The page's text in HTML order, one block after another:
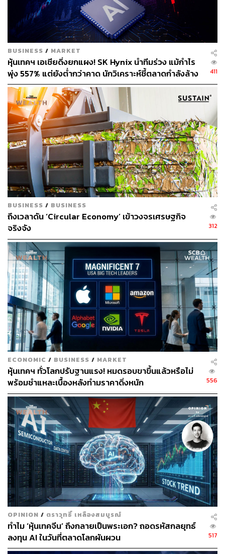
การรุกรานยูเครนของรัสเซียจุดชนวนให้เกิดการถกเถียงกัน
อย่างหนักว่านักลงทุน ESG ควรกีดกันบริษัทที่ตั้งอยู่ใน
ประเทศเผด็จการหรือไม่ เหล่าผู้จัดการสินทรัพย์รวมถึง
Mirova ซึ่งเป็นหน่วยการลงทุนยั่งยืนมูลค่า 29,000 ล้าน
ดอลลาร์ กล่าวเมื่อปีที่แล้วว่า ได้ขึ้นบัญชีดำกับสินทรัพย์ของ
จีนบางส่วน สงครามรัสเซีย-ยูเครนชี้ให้เห็นว่า หากไม่มี
ประชาธิปไตยก็แสดงว่าไม่มีความรับผิดชอบในการลงทุน
ข่าวที่เกี่ยวข้อง:
5 กองทุน SSF ที่ผลตอบแทนโดดเด่นในรอบ 3 เดือน แ
ละ 1 ปี
เจาะกองทุน SSF/RMF ดาวเด่นสายฮิต กับ SCBRM4 แ
ละ SCBLT1-SSF
10 กองทุน RMF ที่ผลตอบแทนดีสุดตั้งแต่ต้นปีจนถึงปัจจุ
บัน
อ้างอิง:
www.bloomberg.com/news/articles/2023-02-21/tenc
ent-becomes-a-can-t-touch-stock-for-some-esg-inves
tors?sref=CVqPBMVg
สามารถติดตาม THE STANDARD WEALTH
ผ่านแอปพลิเคชันต่างๆ ที่คุณสะดวกหรือใช้งานอยู่แล้วได้เลย
TAGS: ขายหุ้น Tencent Holdings Limited
ธรรมาภิบาล
หุ้นเทคโนโลยี
การซื้อขายหุ้น
กองทุน ESG
Sustain
Sustain Financing
Tencent
Simon MacMahon
BUSINESS / MARKET
หุ้นเทคฯ เอเชียดิ่งยกแผง! SK Hynix นำทีมร่วง แม้กำไร
พุ่ง 557% แต่ยังต่ำกว่าคาด นักวิเคราะห์ชี้ตลาดกำลังล้าง
‘ฟองสบู่’ AI
411
BUSINESS / BUSINESS
ถึงเวลาดัน ‘Circular Economy’ เข้าวงจรเศรษฐกิจ
จริงจัง
312
ECONOMIC / BUSINESS / MARKET
หุ้นเทคฯ ทั่วโลกปรับฐานแรง! หมดรอบขาขึ้นแล้วหรือไม่
พร้อมชำแหละเบื้องหลังทำมราคาดิ่งหนัก
556
OPINION / ตราวุทธิ์ เหลืองสมบูรณ์
ทำไม ‘หุ้นเทคจีน’ ถึงกลายเป็นพระเอก? ถอดรหัสกลยุทธ์
ลงทุน AI ในวันที่ตลาดโลกผันผวน
517